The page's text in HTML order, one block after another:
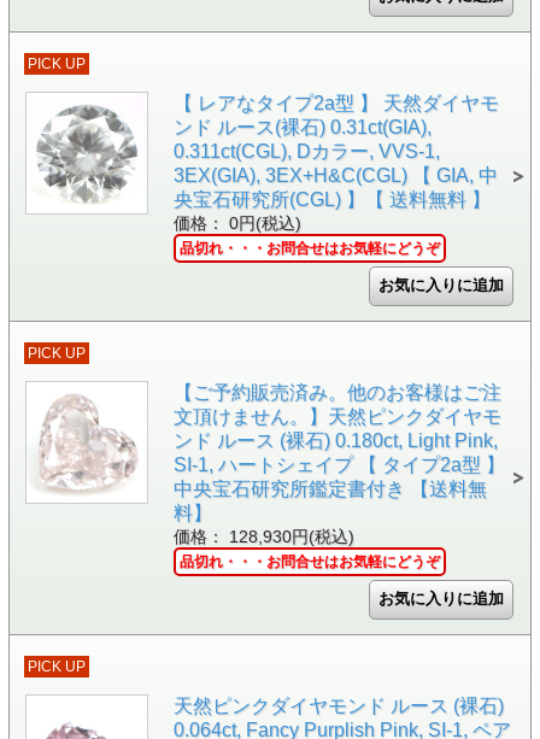
PICK UP
【 レアなタイプ2a型 】 天然ダイヤモ
ンド ルース(裸石) 0.31ct(GIA),
0.311ct(CGL), Dカラー, VVS-1,
3EX(GIA), 3EX+H&C(CGL) 【 GIA, 中
央宝石研究所(CGL) 】【 送料無料 】
価格： 0円(税込)
品切れ・・・お問合せはお気軽にどうぞ
PICK UP
【ご予約販売済み。他のお客様はご注
文頂けません。】天然ピンクダイヤモ
ンド ルース (裸石) 0.180ct, Light Pink,
SI-1, ハートシェイプ 【 タイプ2a型 】
中央宝石研究所鑑定書付き 【送料無
料】
価格： 128,930円(税込)
品切れ・・・お問合せはお気軽にどうぞ
PICK UP
天然ピンクダイヤモンド ルース (裸石)
0.064ct, Fancy Purplish Pink, SI-1, ペア